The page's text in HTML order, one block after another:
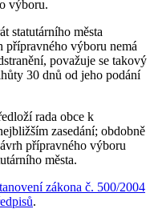
výboru.
statutárního města
přípravného výboru nemá
považuje se takový
30 dnů od jeho podání
rada obce k
zasedání; obdobně
přípravného výboru
města.
zákona č. 500/2004
.